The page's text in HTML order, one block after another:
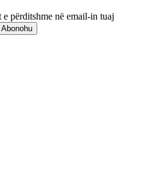
përditshme në email-in tuaj
Abonohu